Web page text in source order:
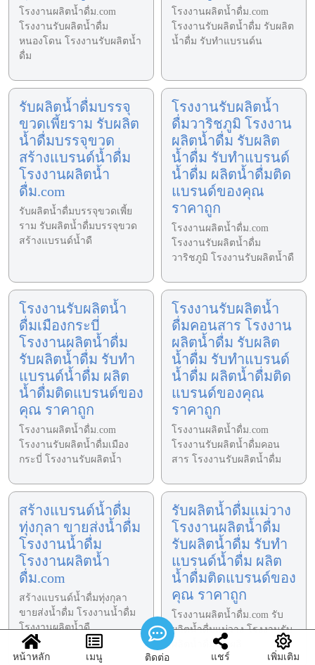
โรงงานผลิตน้ำดื่ม.com
โรงงานรับผลิตน้ำดื่ม
หนองโดน โรงงานรับผลิตน้ำ
ดื่ม
โรงงานผลิตน้ำดื่ม.com
โรงงานรับผลิตน้ำดื่ม รับผลิต
น้ำดื่ม รับทำแบรนด์น
รับผลิตน้ำดื่มบรรจุ
ขวดเพี้ยราม รับผลิต
น้ำดื่มบรรจุขวด
สร้างแบรนด์น้ำดื่ม
โรงงานผลิตน้ำ
ดื่ม.com
รับผลิตน้ำดื่มบรรจุขวดเพี้ย
ราม รับผลิตน้ำดื่มบรรจุขวด
สร้างแบรนด์น้ำดื
โรงงานรับผลิตน้ำ
ดื่มวาริชภูมิ โรงงาน
ผลิตน้ำดื่ม รับผลิต
น้ำดื่ม รับทำแบรนด์
น้ำดื่ม ผลิตน้ำดื่มติด
แบรนด์ของคุณ
ราคาถูก
โรงงานผลิตน้ำดื่ม.com
โรงงานรับผลิตน้ำดื่ม
วาริชภูมิ โรงงานรับผลิตน้ำดื
โรงงานรับผลิตน้ำ
ดื่มเมืองกระบี่
โรงงานผลิตน้ำดื่ม
รับผลิตน้ำดื่ม รับทำ
แบรนด์น้ำดื่ม ผลิต
น้ำดื่มติดแบรนด์ของ
คุณ ราคาถูก
โรงงานผลิตน้ำดื่ม.com
โรงงานรับผลิตน้ำดื่มเมือง
กระบี่ โรงงานรับผลิตน้ำ
โรงงานรับผลิตน้ำ
ดื่มคอนสาร โรงงาน
ผลิตน้ำดื่ม รับผลิต
น้ำดื่ม รับทำแบรนด์
น้ำดื่ม ผลิตน้ำดื่มติด
แบรนด์ของคุณ
ราคาถูก
โรงงานผลิตน้ำดื่ม.com
โรงงานรับผลิตน้ำดื่มคอน
สาร โรงงานรับผลิตน้ำดื่ม
สร้างแบรนด์น้ำดื่ม
ทุ่งกุลา ขายส่งน้ำดื่ม
โรงงานน้ำดื่ม
โรงงานผลิตน้ำ
ดื่ม.com
สร้างแบรนด์น้ำดื่มทุ่งกุลา
ขายส่งน้ำดื่ม โรงงานน้ำดื่ม
โรงงานผลิตน้ำดื
รับผลิตน้ำดื่มแม่วาง
โรงงานผลิตน้ำดื่ม
รับผลิตน้ำดื่ม รับทำ
แบรนด์น้ำดื่ม ผลิต
น้ำดื่มติดแบรนด์ของ
คุณ ราคาถูก
โรงงานผลิตน้ำดื่ม.com รับ
ผลิตน้ำดื่มแม่วาง โรงงานรับ
ผลิตน้ำดื่ม รับผลิ
หน้าหลัก
เมนู ติดต่อ แชร์ เพิ่มเติม